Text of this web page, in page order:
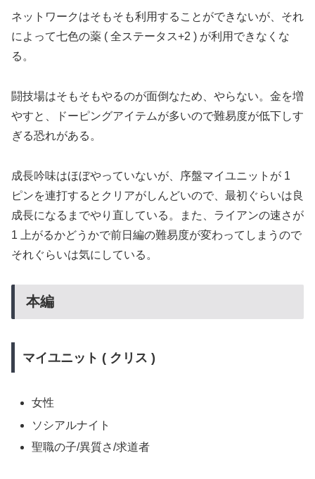
ネットワークはそもそも利用することができないが、それ
によって七色の薬 ( 全ステータス+2 ) が利用できなくな
る。
闘技場はそもそもやるのが面倒なため、やらない。金を増
やすと、ドーピングアイテムが多いので難易度が低下しす
ぎる恐れがある。
成長吟味はほぼやっていないが、序盤マイユニットが 1
ピンを連打するとクリアがしんどいので、最初ぐらいは良
成長になるまでやり直している。また、ライアンの速さが
1 上がるかどうかで前日編の難易度が変わってしまうので
それぐらいは気にしている。
本編
マイユニット ( クリス )
女性
ソシアルナイト
聖職の子/異質さ/求道者